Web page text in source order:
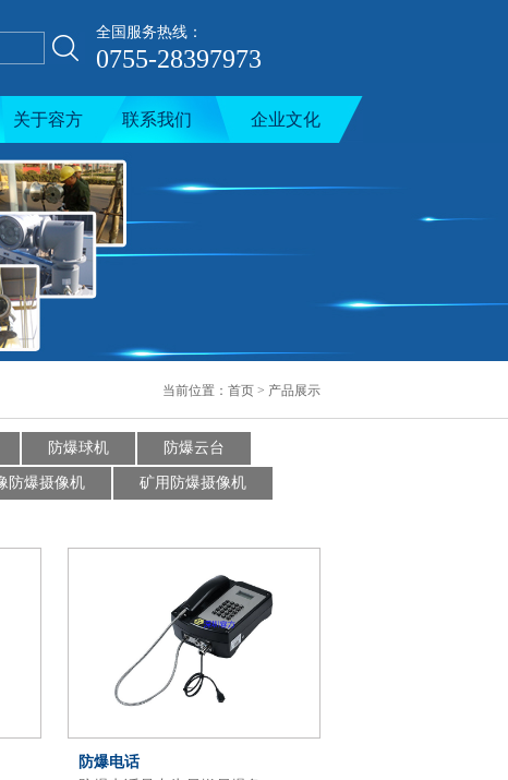
全国服务热线：
0755-28397973
关于容方 联系我们 企业文化
当前位置： 首页 > 产品展示
防爆球机 防爆云台
防爆摄像机 矿用防爆摄像机
防爆电话